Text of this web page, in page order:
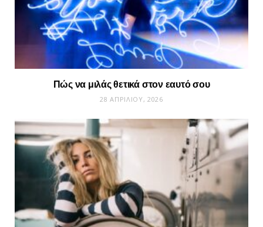
Πώς να μιλάς θετικά στον εαυτό σου
28 ΑΠΡΙΛΊΟΥ, 2026